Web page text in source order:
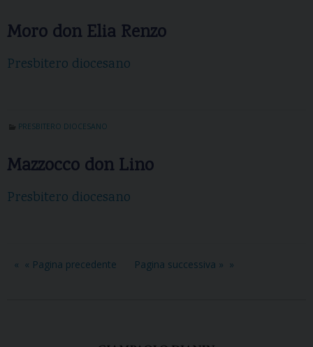
Moro don Elia Renzo
Presbitero diocesano
PRESBITERO DIOCESANO
Mazzocco don Lino
Presbitero diocesano
« Pagina precedente Pagina successiva »